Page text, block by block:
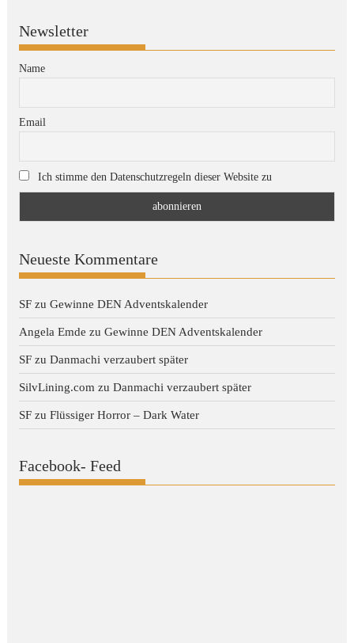
Newsletter
Name
Email
Ich stimme den Datenschutzregeln dieser Website zu
Neueste Kommentare
SF zuGewinne DEN Adventskalender
Angela Emde zuGewinne DEN Adventskalender
SF zuDanmachi verzaubert später
SilvLining.com zuDanmachi verzaubert später
SF zuFlüssiger Horror – Dark Water
Facebook- Feed